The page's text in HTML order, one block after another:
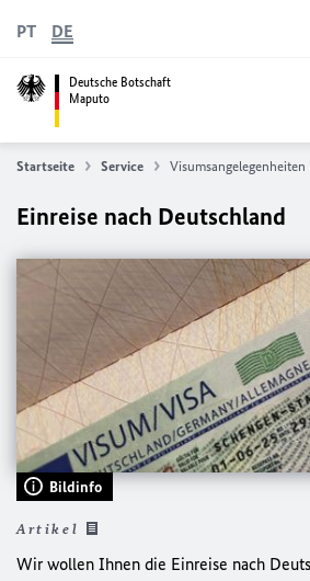
Deutsche Botschaft
Maputo
PT DE
Startseite Service Visumsangelegenheiten
Einreise nach Deutschland
Bildinfo
Artikel
Wir wollen Ihnen die Einreise nach